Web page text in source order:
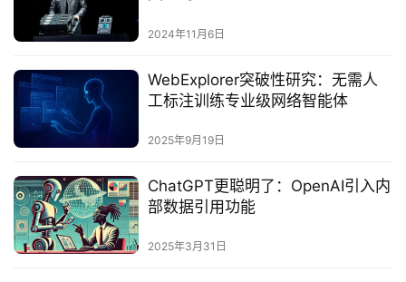
2024年11月6日
‌WebExplorer突破性研究：无需人
工标注训练专业级网络智能体‌
2025年9月19日
ChatGPT更聪明了：OpenAI引入内
部数据引用功能‌
2025年3月31日